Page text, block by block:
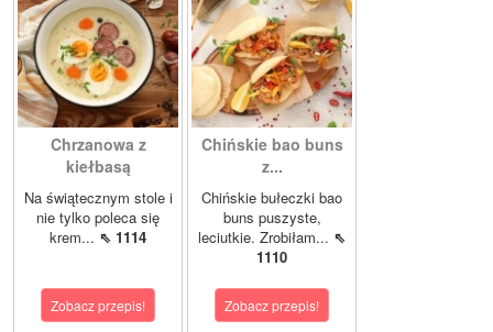
Chrzanowa z
kiełbasą
Na świątecznym stole i
nie tylko poleca się
krem... ⇖ 1114
Zobacz przepis!
Chińskie bao buns
z...
Chińskie bułeczki bao
buns puszyste,
leciutkie. Zrobiłam... ⇖
1110
Zobacz przepis!